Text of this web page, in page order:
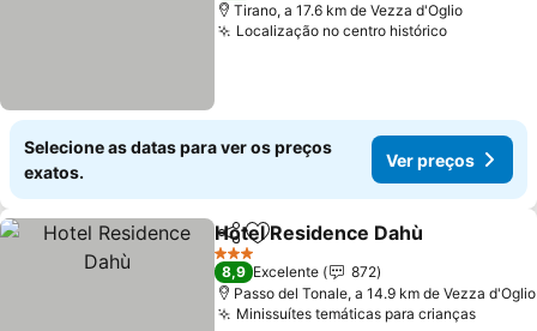
Tirano, a 17.6 km de Vezza d'Oglio
Localização no centro histórico
Selecione as datas para ver os preços
exatos.
Ver preços
PartilharAdicionar aos favoritos
Hotel Residence Dahù
3 Estrelas
8,9 Excelente
872
Passo del Tonale, a 14.9 km de Vezza d'Oglio
Minissuítes temáticas para crianças